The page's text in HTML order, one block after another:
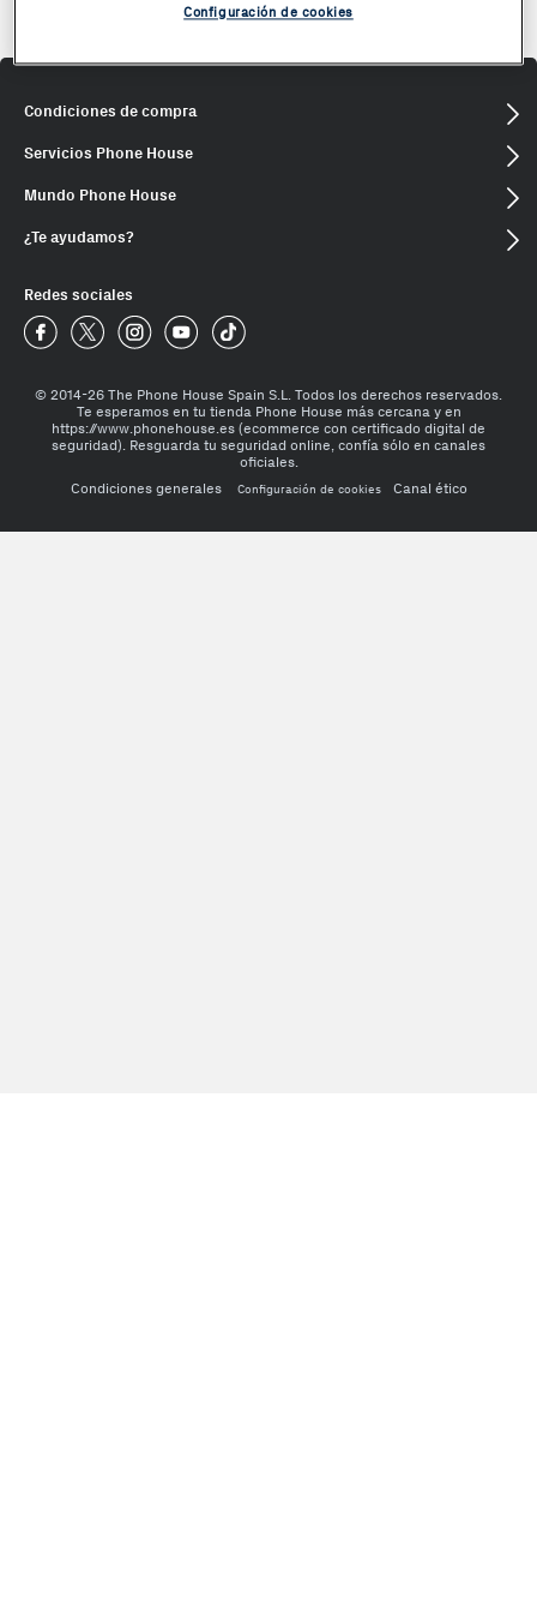
Condiciones de compra
Servicios Phone House
Mundo Phone House
¿Te ayudamos?
Redes sociales
Phone House Facebook
Phone House Twitter
Phone House Instagram
Phone House Youtube
© 2014-26 The Phone House Spain S.L. Todos los derechos reservados.
Te esperamos en tu tienda Phone House más cercana y en
https://www.phonehouse.es (ecommerce con certificado digital de
seguridad). Resguarda tu seguridad online, confía sólo en canales
oficiales.
Condiciones generales
Configuración de cookies Canal ético
Configuración de cookies